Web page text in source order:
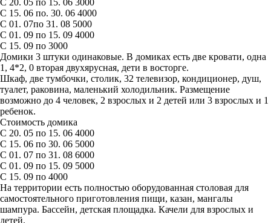
С 20. 05 по 15. 06 3000
С 15. 06 по. 30. 06 4000
С 01. 07по 31. 08 5000
С 01. 09 по 15. 09 4000
С 15. 09 по 3000
Домики 3 штуки одинаковые. В домиках есть две кровати, одна
1, 4*2, 0 вторая двухярусная, дети в восторге.
Шкаф, две тумбочки, столик, 32 телевизор, кондиционер, душ,
туалет, раковина, маленький холодильник. Размещение
возможно до 4 человек, 2 взрослых и 2 детей или 3 взрослых и 1
ребенок.
Стоимость домика
С 20. 05 по 15. 06 4000
С 15. 06 по 30. 06 5000
С 01. 07 по 31. 08 6000
С 01. 09 по 15. 09 5000
С 15. 09 по 4000
На территории есть полностью оборудованная столовая для
самостоятельного приготовления пищи, казан, мангалы
шампура. Бассейн, детская площадка. Качели для взрослых и
детей.